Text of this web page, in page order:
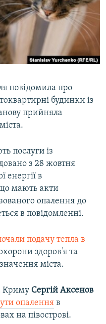
повідомила про
будинки із
прийняла
послуги із
з 28 жовтня
енергії в
мають акти
опалення до
в повідомленні.
подачу тепла в
здоров'я та
міста.
Криму Сергій Аксенов
опалення в
на півострові.